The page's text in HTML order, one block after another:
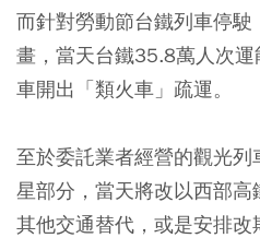
而針對勞動節台鐵列車停
畫，當天台鐵35.8萬人次
車開出「類火車」疏運。
至於委託業者經營的觀光列
星部分，當天將改以西部
其他交通替代，或是安排